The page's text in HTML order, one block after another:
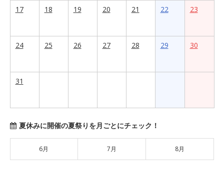
17
18 19 20 21 22 23
24 25 26 27 28 29 30
31
夏休みに開催の夏祭りを月ごとにチェック！
6月 7月 8月